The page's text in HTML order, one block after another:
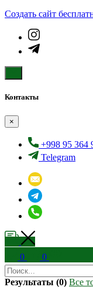
Создать cайт
Контакты
×
+998 95 364
Telegram
0 0
Результаты (0) Все